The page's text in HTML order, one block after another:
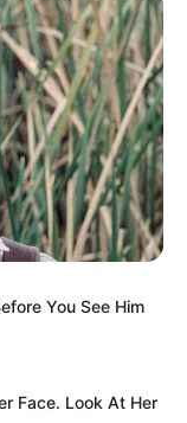
You See Him
Face. Look At Her